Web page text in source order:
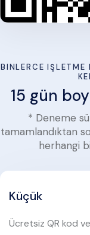
BINLERCE IŞLETME
15 gün
* Deneme
tamamlandıktan
herhangi
Küçük
Ücretsiz QR kod